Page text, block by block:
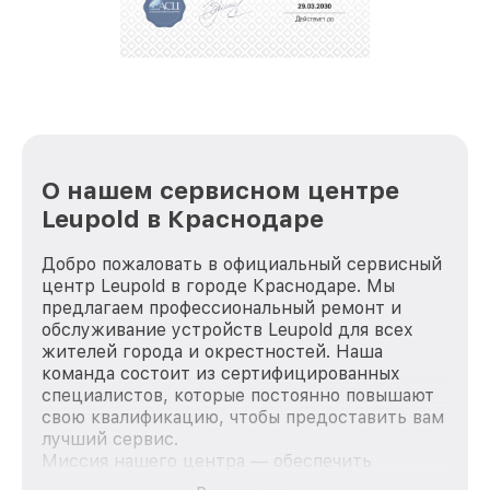
репутацию. Мы постоянно совершенствуемся и
О нашем сервисном центре
Leupold в Краснодаре
Добро пожаловать в официальный сервисный
центр Leupold в городе Краснодаре. Мы
предлагаем профессиональный ремонт и
обслуживание устройств Leupold для всех
жителей города и окрестностей. Наша
команда состоит из сертифицированных
специалистов, которые постоянно повышают
свою квалификацию, чтобы предоставить вам
лучший сервис.
Миссия нашего центра — обеспечить
качественный и доступный ремонт для